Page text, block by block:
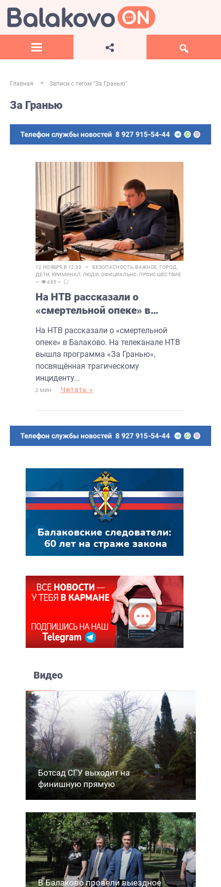
Главная Записи с тегом "За Гранью"
За Гранью
12 НОЯБРЯ В 12:33 — БЕЗОПАСНОСТЬ, ВАЖНОЕ ГОРОД
ДЕТИ КРИМИНАЛ ЛЮДИ ОФИЦИАЛЬНО ПРОИСШЕСТВИЕ
— 👁 485 —
На НТВ рассказали о
«смертельной опеке» в
На НТВ рассказали о «смертельной
опеке» в Балаково. На телеканале НТВ
вышла программа «За Гранью»,
посвящённая трагическому
инциденту...
2 МИН Читать »
Видео
Ботсад СГУ выходит на
финишную прямую
В Балаково провели выездное